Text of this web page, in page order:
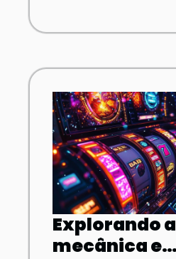
Explorando a
mecânica e